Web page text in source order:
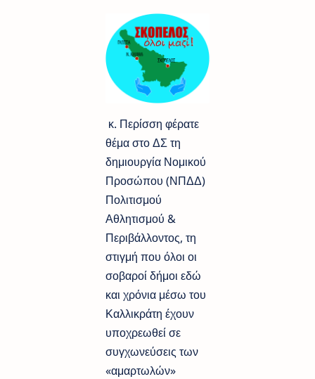
κ. Περίσση φέρατε
θέμα στο ΔΣ τη
δημιουργία Νομικού
Προσώπου (ΝΠΔΔ)
Πολιτισμού
Αθλητισμού &
Περιβάλλοντος, τη
στιγμή που όλοι οι
σοβαροί δήμοι εδώ
και χρόνια μέσω του
Καλλικράτη έχουν
υποχρεωθεί σε
συγχωνεύσεις των
«αμαρτωλών»